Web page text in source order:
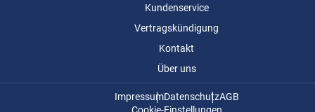
Kundenservice
Vertragskündigung
Kontakt
Über uns
ImpressumDatenschutzAGB